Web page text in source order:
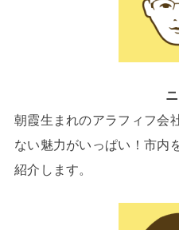
朝霞生まれのアラフィフ会
ない魅力がいっぱい！市内
紹介します。